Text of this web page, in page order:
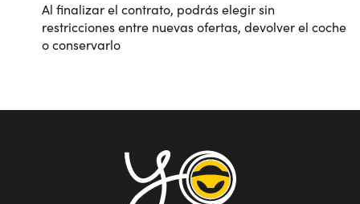
Al finalizar el contrato, podrás elegir sin
restricciones entre nuevas ofertas, devolver el coche
o conservarlo